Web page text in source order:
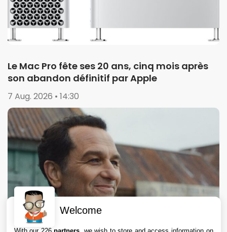
Le Mac Pro fête ses 20 ans, cinq mois après
son abandon définitif par Apple
7 Aug. 2026 • 14:30
Welcome
With our 226partners , we wish to store and access information on